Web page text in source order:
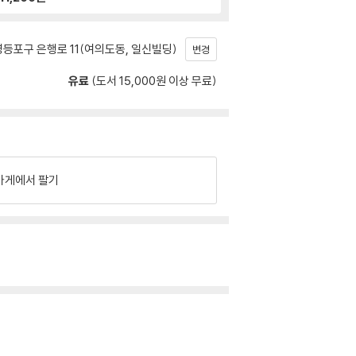
포구 은행로 11(여의도동, 일신빌딩) 변경
유료 (도서 15,000원 이상 무료)
게에서 팔기